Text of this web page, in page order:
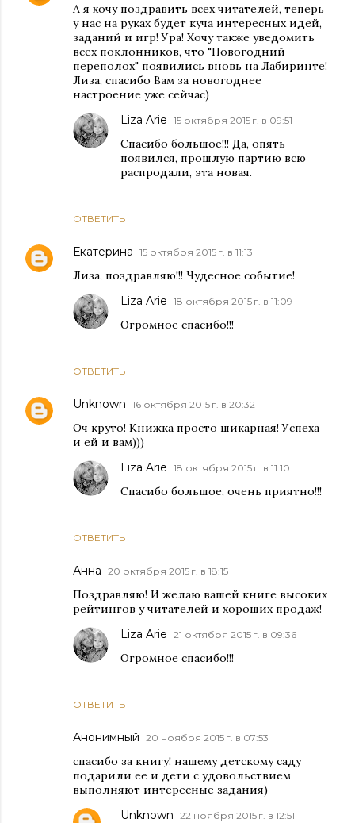
А я хочу поздравить всех читателей, теперь
у нас на руках будет куча интересных идей,
заданий и игр! Ура! Хочу также уведомить
всех поклонников, что "Новогодний
переполох" появились вновь на Лабиринте!
Лиза, спасибо Вам за новогоднее
настроение уже сейчас)
ОТВЕТИТЬ
Liza Arie 15 октября 2015 г. в 09:51
Спасибо большое!!! Да, опять
появился, прошлую партию всю
распродали, эта новая.
Екатерина 15 октября 2015 г. в 11:13
Лиза, поздравляю!!! Чудесное событие!
ОТВЕТИТЬ
Liza Arie 18 октября 2015 г. в 11:09
Огромное спасибо!!!
Unknown 16 октября 2015 г. в 20:32
Оч круто! Книжка просто шикарная! Успеха
и ей и вам)))
ОТВЕТИТЬ
Liza Arie 18 октября 2015 г. в 11:10
Спасибо большое, очень приятно!!!
Анна 20 октября 2015 г. в 18:15
Поздравляю! И желаю вашей книге высоких
рейтингов у читателей и хороших продаж!
ОТВЕТИТЬ
Liza Arie 21 октября 2015 г. в 09:36
Огромное спасибо!!!
Анонимный 20 ноября 2015 г. в 07:53
спасибо за книгу! нашему детскому саду
подарили ее и дети с удовольствием
выполняют интересные задания)
Unknown 22 ноября 2015 г. в 12:51